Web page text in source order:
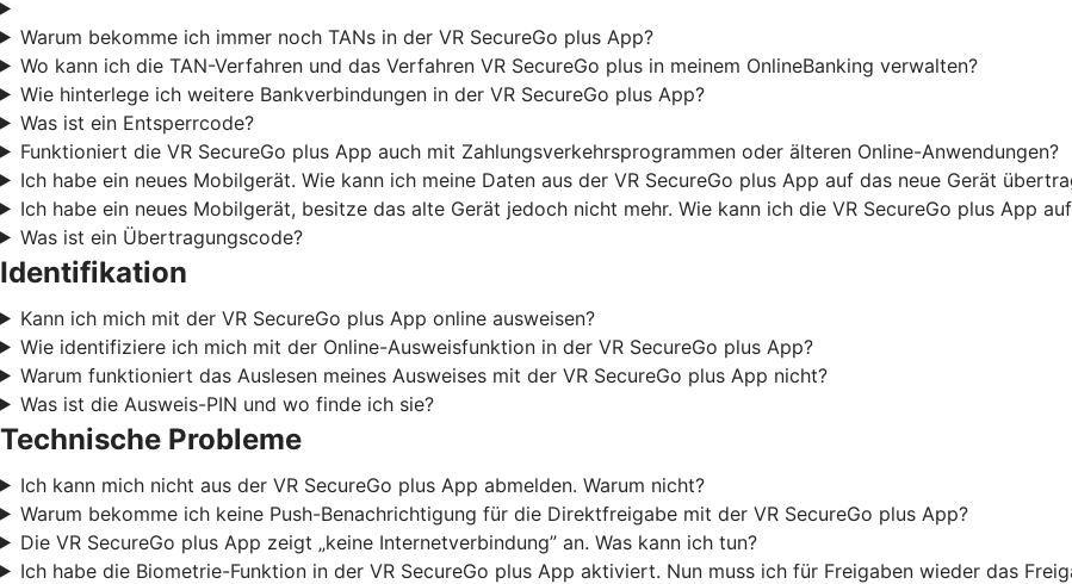
Warum bekomme ich immer noch TANs in der VR SecureGo plus App?
Wo kann ich die TAN-Verfahren und das Verfahren VR SecureGo plus in meinem OnlineBanking verwalten?
Wie hinterlege ich weitere Bankverbindungen in der VR SecureGo plus App?
Was ist ein Entsperrcode?
Funktioniert die VR SecureGo plus App auch mit Zahlungsverkehrsprogrammen oder älteren Online-Anwendungen?
Ich habe ein neues Mobilgerät. Wie kann ich meine Daten aus der VR SecureGo plus App auf das neue Gerät
Ich habe ein neues Mobilgerät, besitze das alte Gerät jedoch nicht mehr. Wie kann ich die VR SecureGo plus App
Was ist ein Übertragungscode?
Identifikation
Kann ich mich mit der VR SecureGo plus App online ausweisen?
Wie identifiziere ich mich mit der Online-Ausweisfunktion in der VR SecureGo plus App?
Warum funktioniert das Auslesen meines Ausweises mit der VR SecureGo plus App nicht?
Was ist die Ausweis-PIN und wo finde ich sie?
Technische Probleme
Ich kann mich nicht aus der VR SecureGo plus App abmelden. Warum nicht?
Warum bekomme ich keine Push-Benachrichtigung für die Direktfreigabe mit der VR SecureGo plus App?
Die VR SecureGo plus App zeigt „keine Internetverbindung” an. Was kann ich tun?
Ich habe die Biometrie-Funktion in der VR SecureGo plus App aktiviert. Nun muss ich für Freigaben wieder das